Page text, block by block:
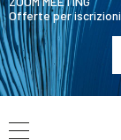
Offerte per